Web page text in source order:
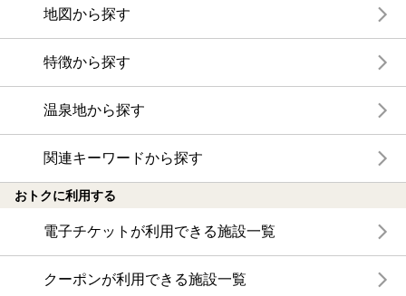
地図から探す
特徴から探す
温泉地から探す
関連キーワードから探す
おトクに利用する
電子チケットが利用できる施設一覧
クーポンが利用できる施設一覧